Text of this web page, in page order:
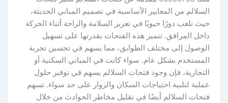
من المعايير الأساسية في تصميم المباني الحديثة،
تلعب دورًا حيويًا في تعزيز السلامة والراحة أثناء الحركة
المرافق. تتميز هذه الفتحات بقدرتها على تسهيل
إلى مختلف الطوابق، مما يسهم في تحسين تجربة
بشكل عام. سواء كانت في المباني السكنية أو
فإن وجود فتحات السلالم يسهم في توفير حلول
لتلبية احتياجات السكان والزوار على حد سواء. تسهم
السلالم أيضًا في تقليل مخاطر الحوادث من خلال